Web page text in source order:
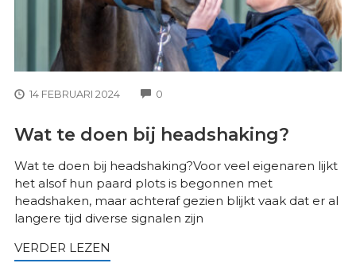
14 FEBRUARI 2024 0
Wat te doen bij headshaking?
Wat te doen bij headshaking?Voor veel eigenaren lijkt
het alsof hun paard plots is begonnen met
headshaken, maar achteraf gezien blijkt vaak dat er al
langere tijd diverse signalen zijn
VERDER LEZEN